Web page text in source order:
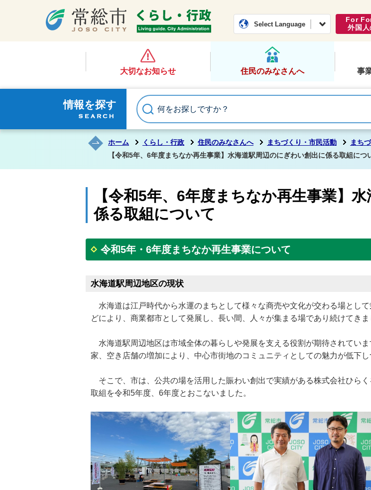
常総市公式ホームペー
く
Select Language
For
外国
大切なお知らせ 住民のみなさんへ 事
情報を探す
ホーム くらし・行政 住民のみなさんへ まちづくり・市民活動 まち
【令和5年、6年度まちなか再生事業】水海道駅周辺のにぎわい創出に係る取組につ
【令和5年、6年度まちなか再生事業】
係る取組について
令和5年・6年度まちなか再生事業について
水海道駅周辺地区の現状
水海道は江戸時代から水運のまちとして様々な商売や文化が交わる場とし
どにより、商業都市として発展し、長い間、人々が集まる場であり続けてきま
水海道駅周辺地区は市域全体の暮らしや発展を支える役割が期待されてい
家、空き店舗の増加により、中心市街地のコミュニティとしての魅力が低下し
そこで、市は、公共の場を活用した賑わい創出で実績がある株式会社ひら
取組を令和5年度、6年度とおこないました。